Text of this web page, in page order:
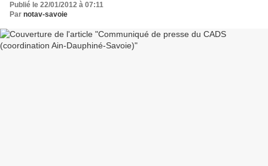
Publié le 22/01/2012 à 07:11
Par notav-savoie